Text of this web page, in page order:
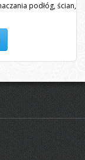
podłóg, ścian,